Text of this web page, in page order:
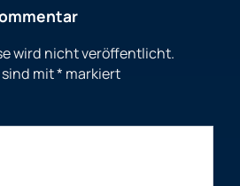
wird nicht veröffentlicht.
mit* markiert